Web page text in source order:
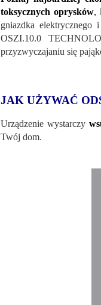
toksycznych oprysków,
gniazdka
OSZI.10.0
przyzwyczajaniu się
JAK UŻYWAĆ
Urządzenie wystarczy
Twój dom.